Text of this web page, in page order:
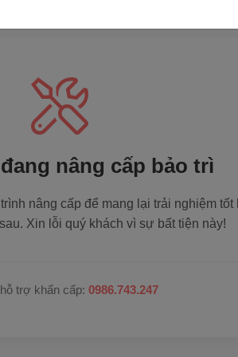
nâng cấp bảo trì
nâng cấp để mang lại trải nghiệm tốt
Xin lỗi quý khách vì sự bất tiện này!
trợ khẩn cấp: 0986.743.247